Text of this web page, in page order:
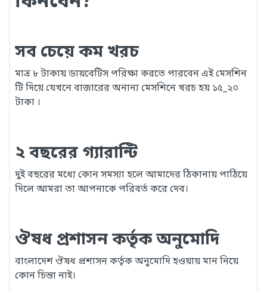
সব চেয়ে কম খরচ
মাত্র ৮ টাকায় ডায়বেটিস পরিক্ষা করতে পারবেন এই মেসশিন
টি দিয়ে যেখনে বাজারের অনান্য মেসশিনে খরচ হয় ১৫_২০
টাকা ।
২ বছরের গ্যারান্টি
দুই বছরের মধ্যে কোন সমস্যা হলে আমাদের ঠিকানায় পাঠিয়ে
দিলে আমরা তা আপনাকে পরিবর্ত করে দেব।
ঔষধ প্রশাসন কর্তৃক অনুমোদি
বাংলাদেশ ঔষধ প্রশাসন কর্তৃক অনুমোদি হওয়ায় মান নিয়ে
কোন চিন্তা নাই।